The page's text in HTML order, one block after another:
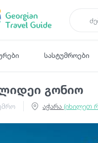
სასტუმროები
გონიო
აჭარა (იხილეთ